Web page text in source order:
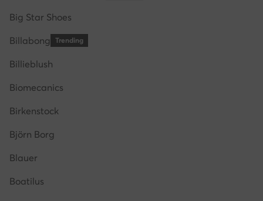
Big Star Shoes
Billabong
Trending
Billieblush
Biomecanics
Birkenstock
Björn Borg
Blauer
Boatilus